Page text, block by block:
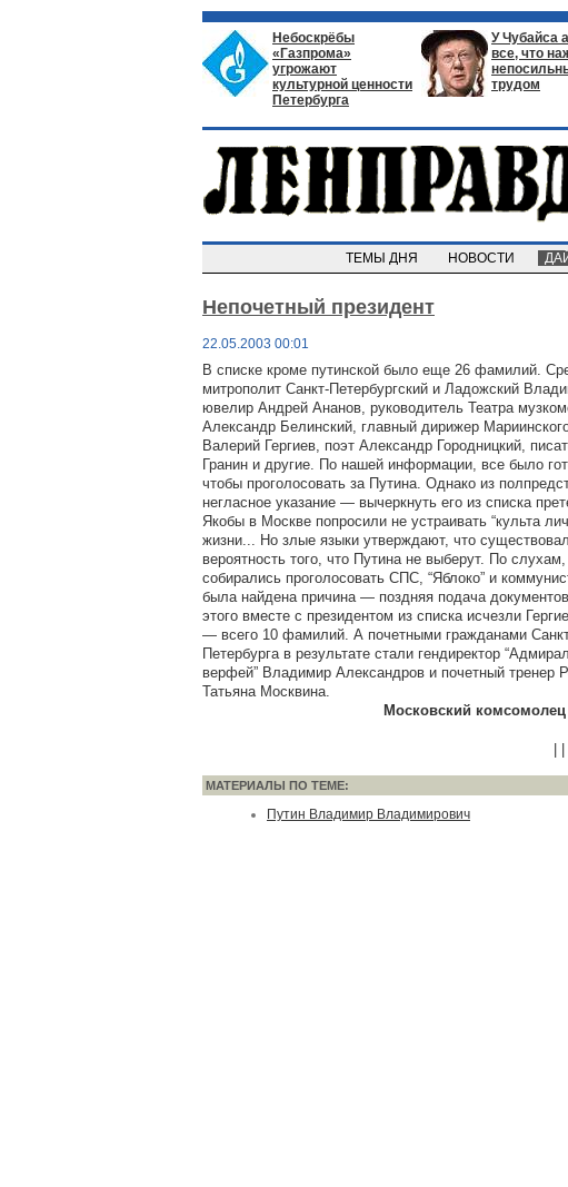
Небоскрёбы
«Газпрома»
угрожают
культурной ценности
Петербурга
У Чубайса
все, что
трудом
ТЕМЫ ДНЯ НОВОСТИ
Непочетный президент
22.05.2003 00:01
В списке кроме путинской было еще 26 фамилий.
митрополит Санкт-Петербургский и Ладожский
ювелир Андрей Ананов, руководитель Театра
Александр Белинский, главный дирижер
Валерий Гергиев, поэт Александр Городницкий,
Гранин и другие. По нашей информации, все было
чтобы проголосовать за Путина. Однако из
негласное указание — вычеркнуть его из списка
Якобы в Москве попросили не устраивать “культа
жизни... Но злые языки утверждают, что
вероятность того, что Путина не выберут. По
собирались проголосовать СПС, “Яблоко” и
была найдена причина — поздняя подача
этого вместе с президентом из списка исчезли
— всего 10 фамилий. А почетными гражданами
Петербурга в результате стали гендиректор
верфей” Владимир Александров и почетный тренер
Татьяна Москвина.
Московский комсомолец
МАТЕРИАЛЫ ПО ТЕМЕ:
Путин Владимир Владимирович